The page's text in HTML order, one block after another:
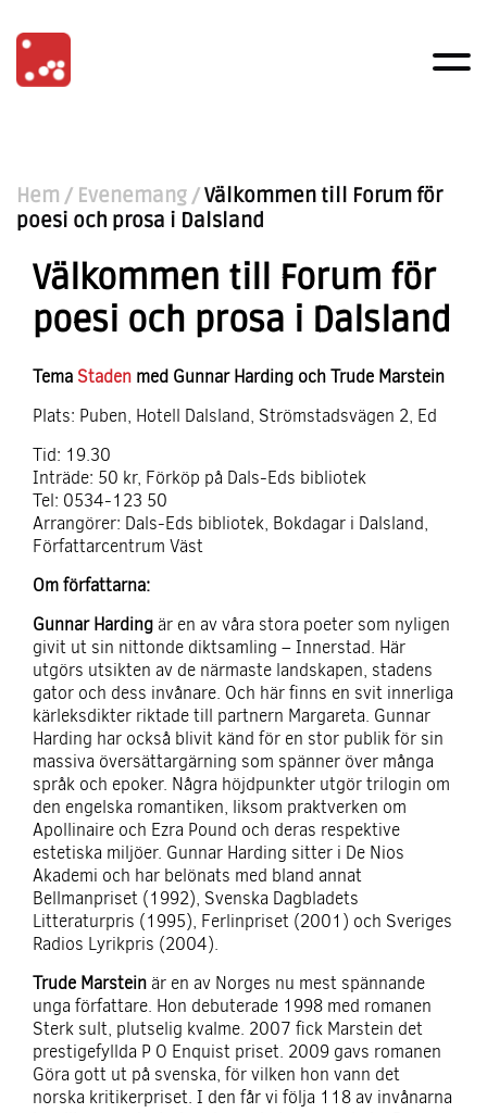
Hem / Evenemang/Välkommen till Forum för
poesi och prosa i Dalsland
Välkommen till Forum för
poesi och prosa i Dalsland
Tema Staden med Gunnar Harding och Trude Marstein
Plats: Puben, Hotell Dalsland, Strömstadsvägen 2, Ed
Tid: 19.30
Inträde: 50 kr, Förköp på Dals-Eds bibliotek
Tel: 0534-123 50
Arrangörer: Dals-Eds bibliotek, Bokdagar i Dalsland,
Författarcentrum Väst
Om författarna:
Gunnar Harding är en av våra stora poeter som nyligen
givit ut sin nittonde diktsamling – Innerstad. Här
utgörs utsikten av de närmaste landskapen, stadens
gator och dess invånare. Och här finns en svit innerliga
kärleksdikter riktade till partnern Margareta. Gunnar
Harding har också blivit känd för en stor publik för sin
massiva översättargärning som spänner över många
språk och epoker. Några höjdpunkter utgör trilogin om
den engelska romantiken, liksom praktverken om
Apollinaire och Ezra Pound och deras respektive
estetiska miljöer. Gunnar Harding sitter i De Nios
Akademi och har belönats med bland annat
Bellmanpriset (1992), Svenska Dagbladets
Litteraturpris (1995), Ferlinpriset (2001) och Sveriges
Radios Lyrikpris (2004).
Trude Marstein är en av Norges nu mest spännande
unga författare. Hon debuterade 1998 med romanen
Sterk sult, plutselig kvalme. 2007 fick Marstein det
prestigefyllda P O Enquist priset. 2009 gavs romanen
Göra gott ut på svenska, för vilken hon vann det
norska kritikerpriset. I den får vi följa 118 av invånarna